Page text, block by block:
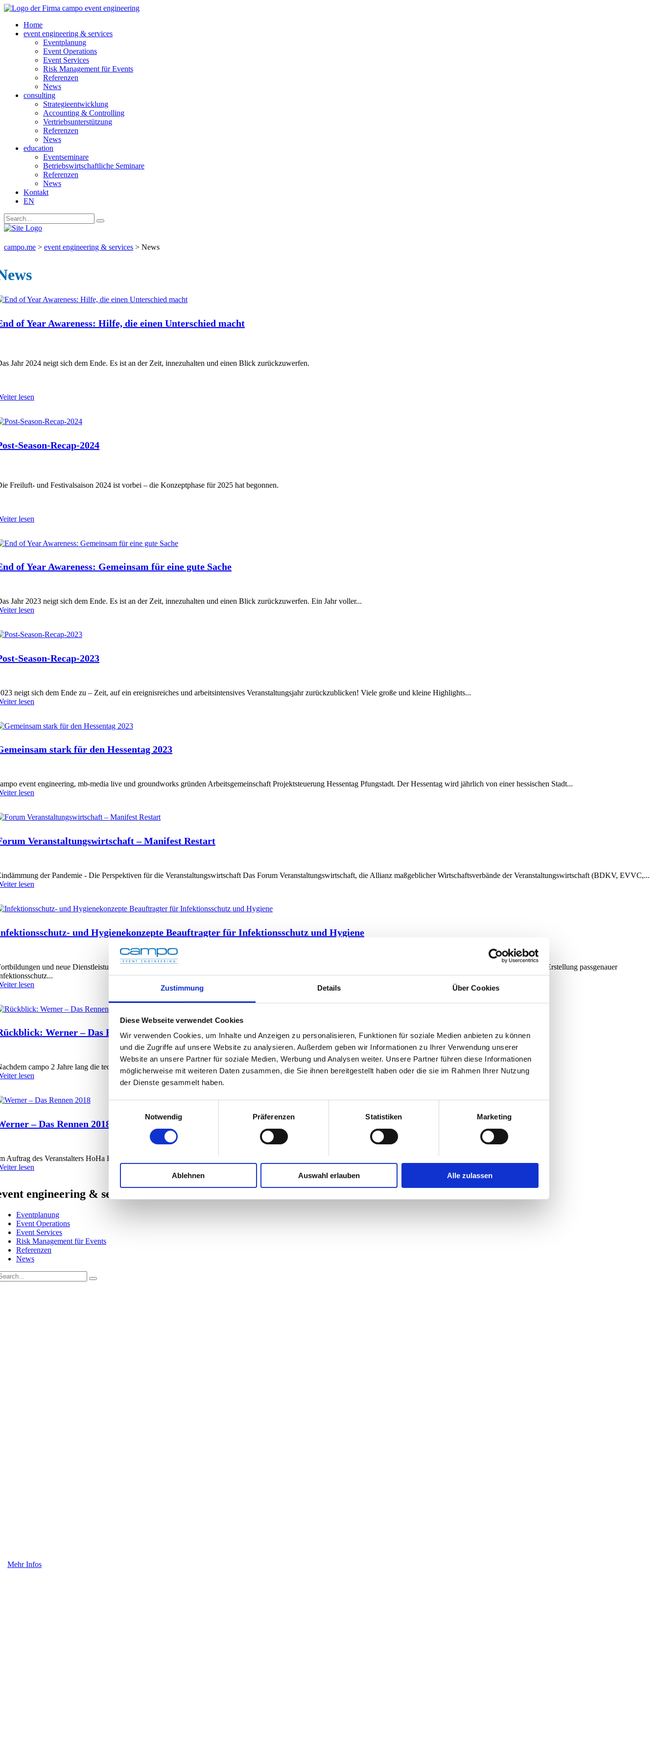
Zustimmung Details Über Cookies
Diese Webseite verwendet Cookies
Wir verwenden Cookies, um Inhalte und Anzeigen zu personalisieren, Funktionen für soziale Medien anbieten zu können
und die Zugriffe auf unsere Website zu analysieren. Außerdem geben wir Informationen zu Ihrer Verwendung unserer
Website an unsere Partner für soziale Medien, Werbung und Analysen weiter. Unsere Partner führen diese Informationen
möglicherweise mit weiteren Daten zusammen, die Sie ihnen bereitgestellt haben oder die sie im Rahmen Ihrer Nutzung
der Dienste gesammelt haben.
Notwendig
Präferenzen Statistiken Marketing
Ablehnen Auswahl erlauben Alle zulassen
Home
event engineering & services
Eventplanung
Event Operations
Event Services
Risk Management für Events
Referenzen
News
consulting
Strategieentwicklung
Accounting & Controlling
Vertriebsunterstützung
Referenzen
News
education
Eventseminare
Betriebswirtschaftliche Seminare
Referenzen
News
Kontakt
EN
campo.me > event engineering & services > News
of Year Awareness: Hilfe, die einen Unterschied macht
Jahr 2024 neigt sich dem Ende. Es ist an der Zeit, innezuhalten und einen Blick zurückzuwerfen.
lesen
Season-Recap-2024
Freiluft- und Festivalsaison 2024 ist vorbei – die Konzeptphase für 2025 hat begonnen.
lesen
of Year Awareness: Gemeinsam für eine gute Sache
Jahr 2023 neigt sich dem Ende. Es ist an der Zeit, innezuhalten und einen Blick zurückzuwerfen. Ein Jahr voller...
lesen
Season-Recap-2023
neigt sich dem Ende zu – Zeit, auf ein ereignisreiches und arbeitsintensives Veranstaltungsjahr zurückzublicken! Viele große und kleine Highlights...
lesen
stark für den Hessentag 2023
event engineering, mb-media live und groundworks gründen Arbeitsgemeinschaft Projektsteuerung Hessentag Pfungstadt. Der Hessentag wird jährlich von einer hessischen Stadt...
lesen
Veranstaltungswirtschaft – Manifest Restart
der Pandemie - Die Perspektiven für die Veranstaltungswirtschaft Das Forum Veranstaltungswirtschaft, die Allianz maßgeblicher Wirtschaftsverbände der Veranstaltungswirtschaft (BDKV, EVVC,...
lesen
und Hygienekonzepte Beauftragter für Infektionsschutz und Hygiene
und neue Dienstleistungen in der Krise: Das Bundes-Infektionsschutzgesetz und die Länder-Corona-Schutzverordnungen fordern für den Veranstaltungsbetrieb die Erstellung passgenauer
lesen
Werner – Das Rennen 2018
campo 2 Jahre lang die technische Planung und Genehmigungsverfahren koordiniert hat, kam die Veranstaltung schließlich vom 29.08. – 02.09....
lesen
– Das Rennen 2018
Auftrag des Veranstalters HoHa Hanseatic ist campo zuständig für die Koordination der behördlichen Genehmigungsverfahren für die Neuauflage des legendären...
lesen
engineering & services
Eventplanung
Event Operations
Event Services
Risk Management für Events
Referenzen
News
Mehr Infos